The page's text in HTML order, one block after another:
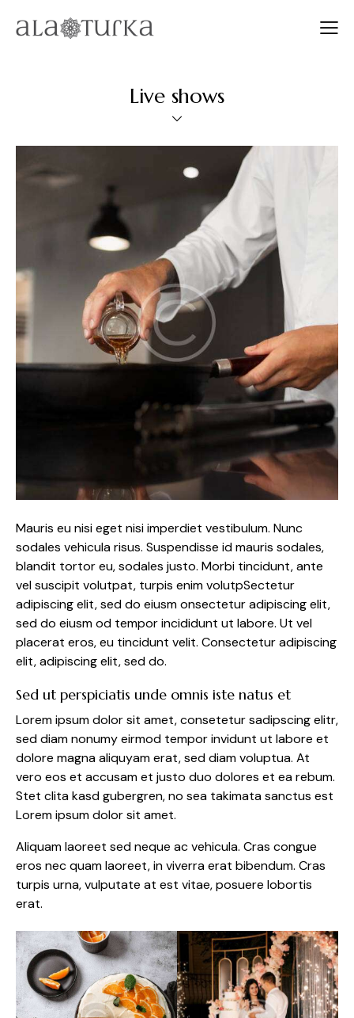
Live shows
Mauris eu nisi eget nisi imperdiet vestibulum. Nunc
sodales vehicula risus. Suspendisse id mauris sodales,
blandit tortor eu, sodales justo. Morbi tincidunt, ante
vel suscipit volutpat, turpis enim volutpSectetur
adipiscing elit, sed do eiusm onsectetur adipiscing elit,
sed do eiusm od tempor incididunt ut labore. Ut vel
placerat eros, eu tincidunt velit. Consectetur adipiscing
elit, adipiscing elit, sed do.
Sed ut perspiciatis unde omnis iste natus et
Lorem ipsum dolor sit amet, consetetur sadipscing elitr,
sed diam nonumy eirmod tempor invidunt ut labore et
dolore magna aliquyam erat, sed diam voluptua. At
vero eos et accusam et justo duo dolores et ea rebum.
Stet clita kasd gubergren, no sea takimata sanctus est
Lorem ipsum dolor sit amet.
Aliquam laoreet sed neque ac vehicula. Cras congue
eros nec quam laoreet, in viverra erat bibendum. Cras
turpis urna, vulputate at est vitae, posuere lobortis
erat.